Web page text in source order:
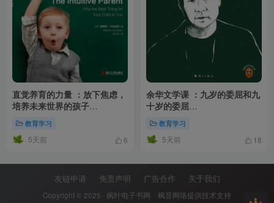
直觉养育的力量 ：放下焦虑，
培养未来世界的孩子
（epub+mobi+azw3+pdf）
教育学习
5天前 6
余华文学课 ：九岁的委屈和九
十岁的委屈
（epub+mobi+azw3+pdf）
教育学习
5天前 18
友链申请 免责声明 广告合作 关于我们
Copyright © 2025 · 枫叶电子书网 · 枫音网络提供技术支持